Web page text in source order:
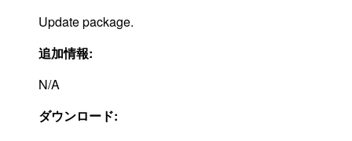
Update package.
追加情報:
N/A
ダウンロード: